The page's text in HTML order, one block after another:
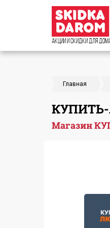
Акции и Скидки для
Главная
Магазин